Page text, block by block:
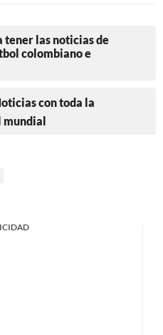
tener las noticias de
colombiano e
con toda la